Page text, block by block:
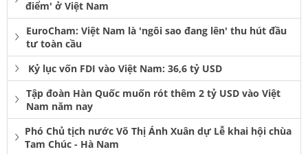
điểm' ở Việt Nam
EuroCham: Việt Nam là 'ngôi sao đang lên' thu hút đầu
tư toàn cầu
Kỷ lục vốn FDI vào Việt Nam: 36,6 tỷ USD
Tập đoàn Hàn Quốc muốn rót thêm 2 tỷ USD vào Việt
Nam năm nay
Phó Chủ tịch nước Võ Thị Ánh Xuân dự Lễ khai hội chùa
Tam Chúc - Hà Nam